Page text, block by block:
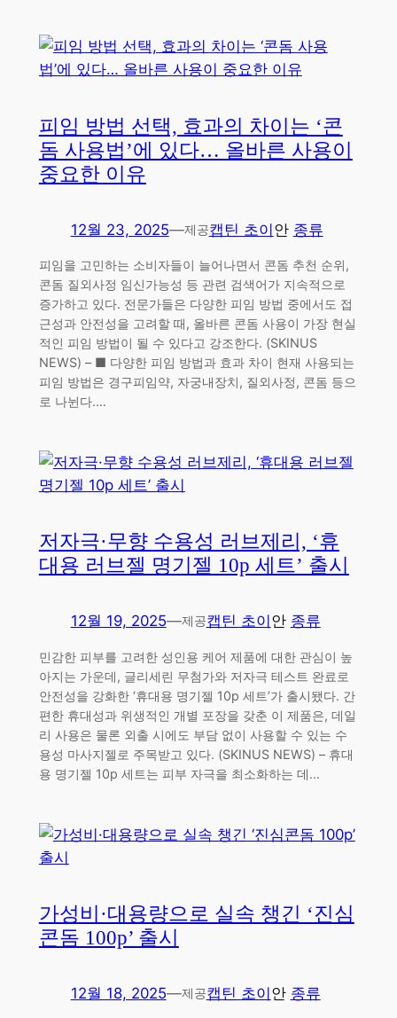
피임 방법 선택, 효과의 차이는 ‘콘
돔 사용법’에 있다… 올바른 사용이
중요한 이유
12월 23, 2025—제공캡틴 초이안 종류
피임을 고민하는 소비자들이 늘어나면서 콘돔 추천 순위,
콘돔 질외사정 임신가능성 등 관련 검색어가 지속적으로
증가하고 있다. 전문가들은 다양한 피임 방법 중에서도 접
근성과 안전성을 고려할 때, 올바른 콘돔 사용이 가장 현실
적인 피임 방법이 될 수 있다고 강조한다. (SKINUS
NEWS) – ■ 다양한 피임 방법과 효과 차이 현재 사용되는
피임 방법은 경구피임약, 자궁내장치, 질외사정, 콘돔 등으
로 나뉜다.…
저자극·무향 수용성 러브제리, ‘휴
대용 러브젤 명기젤 10p 세트’ 출시
12월 19, 2025—제공캡틴 초이 안 종류
민감한 피부를 고려한 성인용 케어 제품에 대한 관심이 높
아지는 가운데, 글리세린 무첨가와 저자극 테스트 완료로
안전성을 강화한 ‘휴대용 명기젤 10p 세트’가 출시됐다. 간
편한 휴대성과 위생적인 개별 포장을 갖춘 이 제품은, 데일
리 사용은 물론 외출 시에도 부담 없이 사용할 수 있는 수
용성 마사지젤로 주목받고 있다. (SKINUS NEWS) – 휴대
용 명기젤 10p 세트는 피부 자극을 최소화하는 데…
가성비·대용량으로 실속 챙긴 ‘진심
콘돔 100p’ 출시
12월 18, 2025—제공캡틴 초이 안 종류